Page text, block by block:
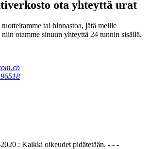
ota yhteyttä urat
tai hinnastoa, jätä meille
niin otamme sinuun yhteyttä 24 tunnin sisällä.
: Kaikki oikeudet pidätetään. - - -